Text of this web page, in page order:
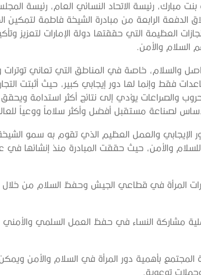
مبارك، رئيسة الاتحاد النسائي العام، رئيسة
الدفعة الرابعة من مبادرة الشيخة فاطمة لتمكين
العظيمة التي حققتها دولة الإمارات لتعزيز
السلام والأمن.
والسلام، خاصة في المناطق التي تعاني توترات
فقط وإنما لها دور إيجابي كبير، حيث أثبتت
والصراعات يؤدي إلى نتائج أكثر استدامة ويحقق
لصناعة مستقبل أفضل وأكثر سلاماً ووعياً
الإيجابي والعمل العظيم الذي تقوم به سمو
المرأة في قطاعي الجيش وحفظ السلام من خلال
عملية مشاركة النساء في حفظ العمل السلمي
المجتمع بأهمية دور المرأة في السلام والأمن
توعوية.